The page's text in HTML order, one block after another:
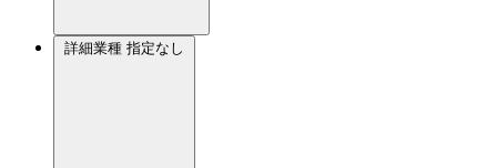
詳細業種 指定なし